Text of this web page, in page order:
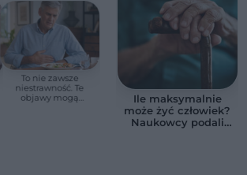
To nie zawsze
niestrawność. Te
objawy mogą
Ile maksymalnie
może żyć człowiek?
Naukowcy podali